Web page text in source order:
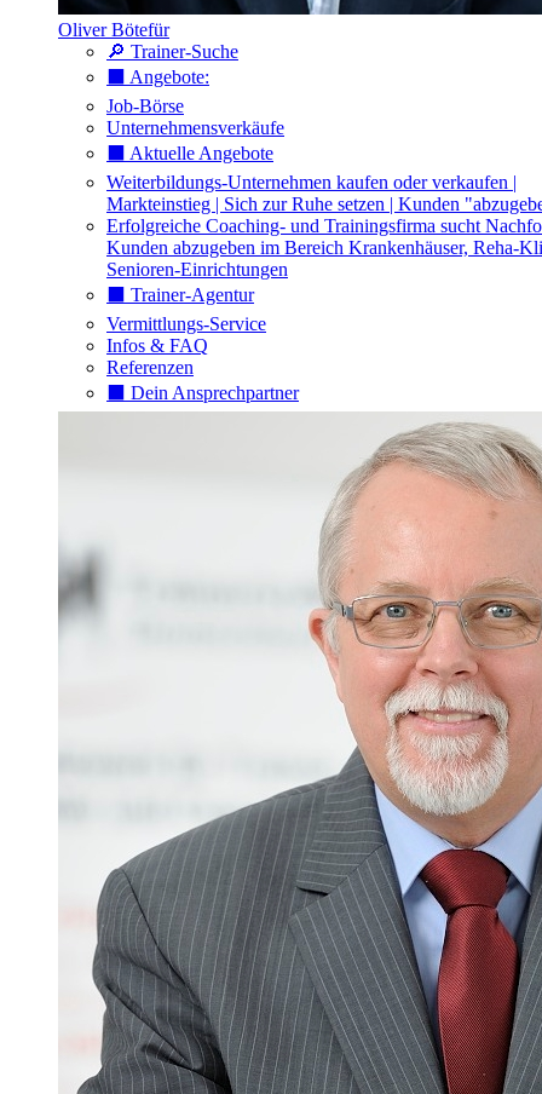
Oliver Bötefür
🔎 Trainer-Suche
⬛️ Angebote:
Job-Börse
Unternehmensverkäufe
⬛️ Aktuelle Angebote
Weiterbildungs-Unternehmen kaufen oder verkaufen |
Markteinstieg | Sich zur Ruhe setzen | Kunden
Erfolgreiche Coaching- und Trainingsfirma sucht
Kunden abzugeben im Bereich Krankenhäuser, Reha-
Senioren-Einrichtungen
⬛️ Trainer-Agentur
Vermittlungs-Service
Infos & FAQ
Referenzen
⬛️ Dein Ansprechpartner